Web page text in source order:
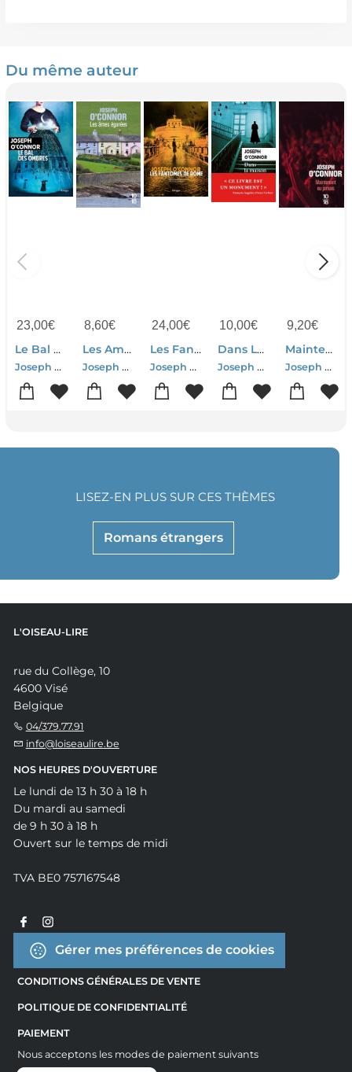
Du même auteur
23,00€
Le Bal Des Ombres
Joseph O'connor
8,60€
Les Ames Egarees
Joseph O'connor
24,00€
Les Fantomes De Rome : The Ghosts Of Rome
Joseph O'connor
10,00€
Dans La Maison De Mon Pere
Joseph O'connor
9,20€
Maintenant Ou Jamais
Joseph O'connor
Romans étrangers
LISEZ-EN PLUS SUR CES THÈMES
L'OISEAU-LIRE
rue du Collège, 10
4600 Visé
Belgique
04/379.77.91
info@loiseaulire.be
NOS HEURES D'OUVERTURE
Le lundi de 13 h 30 à 18 h
Du mardi au samedi
de 9 h 30 à 18 h
Ouvert sur le temps de midi
TVA BE0 757167548
Gérer mes préférences de cookies
CONDITIONS GÉNÉRALES DE VENTE
POLITIQUE DE CONFIDENTIALITÉ
PAIEMENT
Nous acceptons les modes de paiement suivants